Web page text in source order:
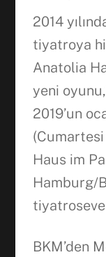
2014
tiyatroya
Anatolia
yeni
2019’un
Haus im
Hamburg/
BKM’den